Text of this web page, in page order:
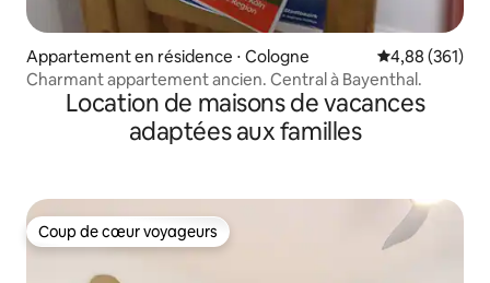
Appartement en résidence ⋅ Cologne Évaluation
4,88 (361)
Charmant appartement ancien. Central à Bayenthal.
Location de maisons de vacances
adaptées aux familles
Coup de cœur voyageurs
Coup de cœur voyageurs